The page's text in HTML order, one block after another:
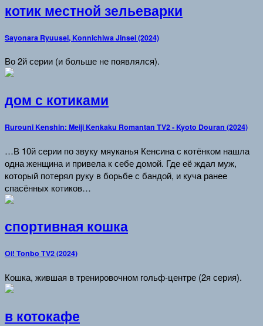
котик местной зельеварки
Sayonara Ryuusei, Konnichiwa Jinsei (2024)
Во 2й серии (и больше не появлялся).
дом с котиками
Rurouni Kenshin: Meiji Kenkaku Romantan TV2 - Kyoto Douran (2024)
…В 10й серии по звуку мяуканья Кенсина с котёнком нашла
одна женщина и привела к себе домой. Где её ждал муж,
который потерял руку в борьбе с бандой, и куча ранее
спасённых котиков…
спортивная кошка
Oi! Tonbo TV2 (2024)
Кошка, жившая в тренировочном гольф-центре (2я серия).
в котокафе